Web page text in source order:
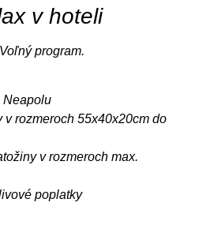
v hoteli
Voľný program.
Neapolu
v rozmeroch 55x40x20cm do
v rozmeroch max.
poplatky